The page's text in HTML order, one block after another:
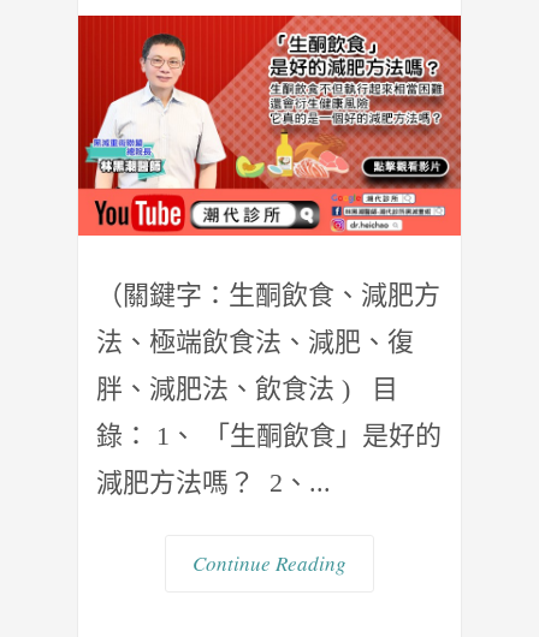
（關鍵字：生酮飲食、減肥方
法、極端飲食法、減肥、復
胖、減肥法、飲食法 ) 目
錄： 1、 「生酮飲食」是好的
減肥方法嗎？ 2、...
Continue Reading